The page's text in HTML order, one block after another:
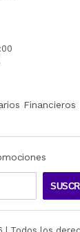
Financieros